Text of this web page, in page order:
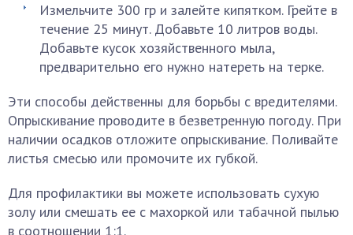
Измельчите 300 гр и залейте кипятком. Грейте в
течение 25 минут. Добавьте 10 литров воды.
Добавьте кусок хозяйственного мыла,
предварительно его нужно натереть на терке.
Эти способы действенны для борьбы с вредителями.
Опрыскивание проводите в безветренную погоду. При
наличии осадков отложите опрыскивание. Поливайте
листья смесью или промочите их губкой.
Для профилактики вы можете использовать сухую
золу или смешать ее с махоркой или табачной пылью
в соотношении 1:1.